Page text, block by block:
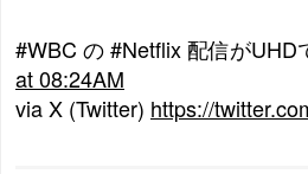
#WBC の #Netflix 配信が
at 08:24AM
via X (Twitter) https://